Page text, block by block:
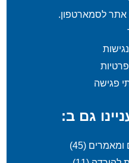
לסמארטפון.
פרטיות
פגישה
גם ב:
ומאמרים (45)